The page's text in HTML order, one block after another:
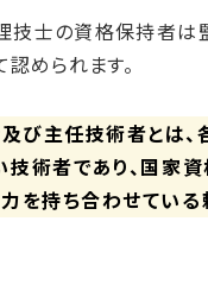
技士の資格保持者は
められます。
び主任技術者とは、
技術者であり、国家
を持ち合わせている